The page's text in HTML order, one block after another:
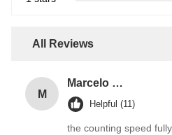
All Reviews
M
Marcelo Silva
Helpful (11)
the counting speed